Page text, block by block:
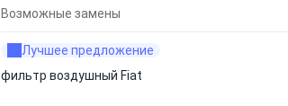
Возможные замены
Лучшее предложение
фильтр воздушный Fiat